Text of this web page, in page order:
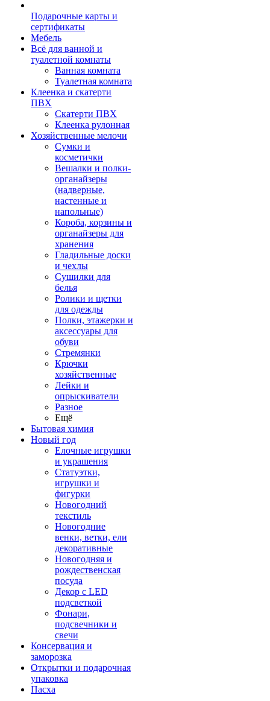
Подарочные карты и
сертификаты
Мебель
Всё для ванной и
туалетной комнаты
Ванная комната
Туалетная комната
Клеенка и скатерти
ПВХ
Скатерти ПВХ
Клеенка рулонная
Хозяйственные мелочи
Сумки и
косметички
Вешалки и полки-
органайзеры
(надверные,
настенные и
напольные)
Короба, корзины и
органайзеры для
хранения
Гладильные доски
и чехлы
Сушилки для
белья
Ролики и щетки
для одежды
Полки, этажерки и
аксессуары для
обуви
Стремянки
Крючки
хозяйственные
Лейки и
опрыскиватели
Разное
Ещё
Бытовая химия
Новый год
Елочные игрушки
и украшения
Статуэтки,
игрушки и
фигурки
Новогодний
текстиль
Новогодние
венки, ветки, ели
декоративные
Новогодняя и
рождественская
посуда
Декор с LED
подсветкой
Фонари,
подсвечники и
свечи
Консервация и
заморозка
Открытки и подарочная
упаковка
Пасха